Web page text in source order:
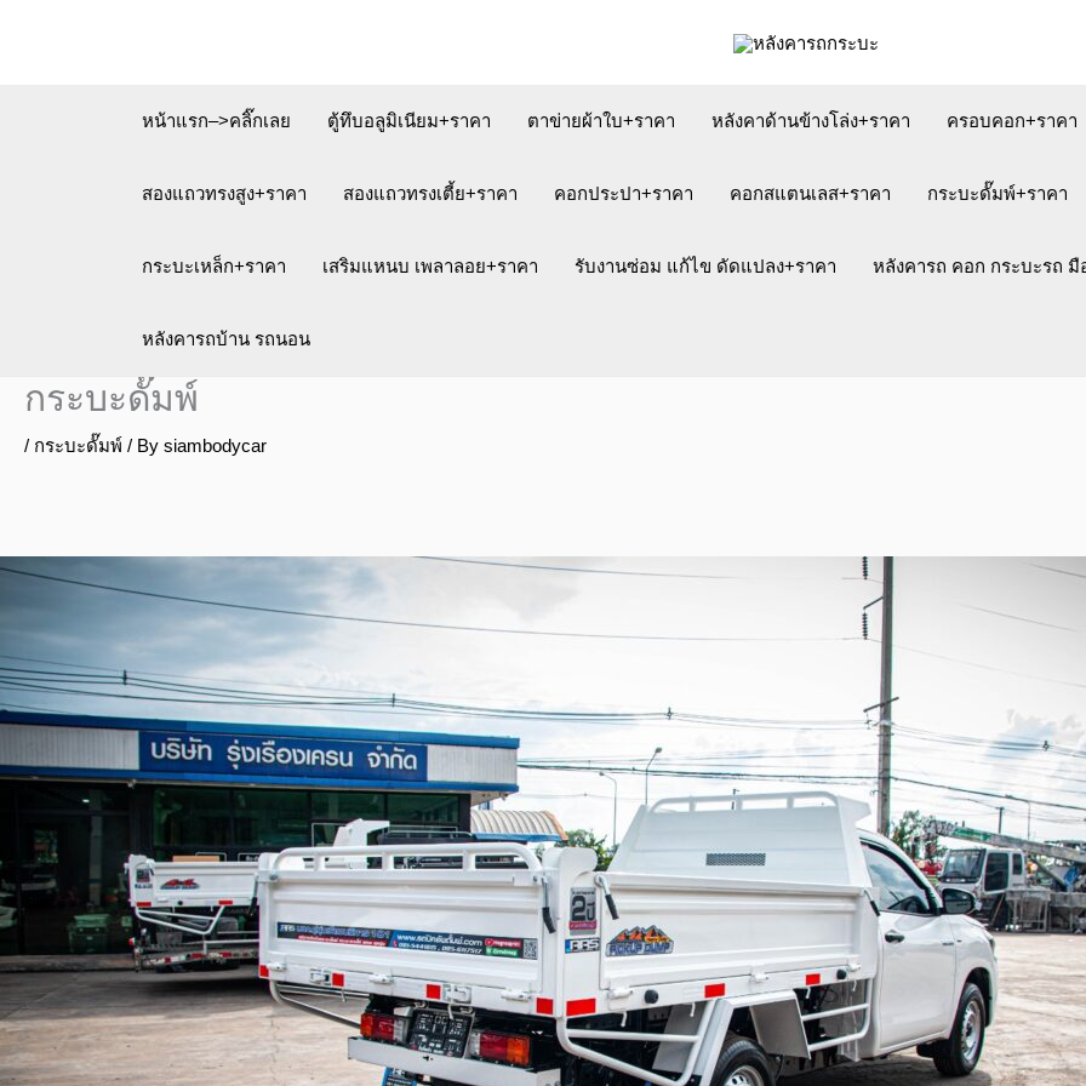
หน้าแรก–>คลิ๊กเลย
ตู้ทึบอลูมิเนียม+ราคา ตาข่ายผ้าใบ+ราคา หลังคาด้านข้างโล่ง+ราคา ครอบคอก+ราคา
สองแถวทรงสูง+ราคา สองแถวทรงเตี้ย+ราคา คอกประปา+ราคา คอกสแตนเลส+ราคา กระบะดั๊มพ์+ราคา
กระบะเหล็ก+ราคา เสริมแหนบ เพลาลอย+ราคา รับงานซ่อม แก้ไข ดัดแปลง+ราคา หลังคารถ คอก กระบะรถ มื
หลังคารถบ้าน รถนอน
กระบะดั๊มพ์
/ กระบะดั๊มพ์ / By siambodycar